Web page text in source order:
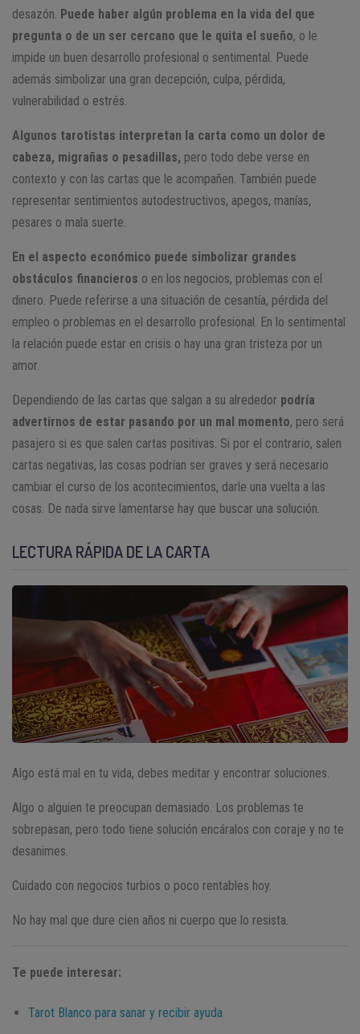
desazón. Puede haber algún problema en la vida del que
pregunta o de un ser cercano que le quita el sueño, o le
impide un buen desarrollo profesional o sentimental. Puede
además simbolizar una gran decepción, culpa, pérdida,
vulnerabilidad o estrés.
Algunos tarotistas interpretan la carta como un dolor de
cabeza, migrañas o pesadillas, pero todo debe verse en
contexto y con las cartas que le acompañen. También puede
representar sentimientos autodestructivos, apegos, manías,
pesares o mala suerte.
En el aspecto económico puede simbolizar grandes
obstáculos financieros o en los negocios, problemas con el
dinero. Puede referirse a una situación de cesantía, pérdida del
empleo o problemas en el desarrollo profesional. En lo sentimental
la relación puede estar en crisis o hay una gran tristeza por un
amor.
Dependiendo de las cartas que salgan a su alrededor podría
advertirnos de estar pasando por un mal momento, pero será
pasajero si es que salen cartas positivas. Si por el contrario, salen
cartas negativas, las cosas podrían ser graves y será necesario
cambiar el curso de los acontecimientos, darle una vuelta a las
cosas. De nada sirve lamentarse hay que buscar una solución.
LECTURA RÁPIDA DE LA CARTA
Algo está mal en tu vida, debes meditar y encontrar soluciones.
Algo o alguien te preocupan demasiado. Los problemas te
sobrepasan, pero todo tiene solución encáralos con coraje y no te
desanimes.
Cuidado con negocios turbios o poco rentables hoy.
No hay mal que dure cien años ni cuerpo que lo resista.
Te puede interesar:
Tarot Blanco para sanar y recibir ayuda